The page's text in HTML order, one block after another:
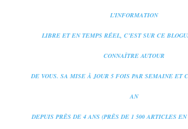
L’INFORMATION
LIBRE ET EN TEMPS RÉEL, C’EST SUR CE
CONNAÎTRE AUTOUR
DE VOUS. SA MISE À JOUR 5 FOIS PAR SEMAINE ET
AN
DEPUIS PRÈS DE 4 ANS (PRÈS DE 1 500 ARTICLES